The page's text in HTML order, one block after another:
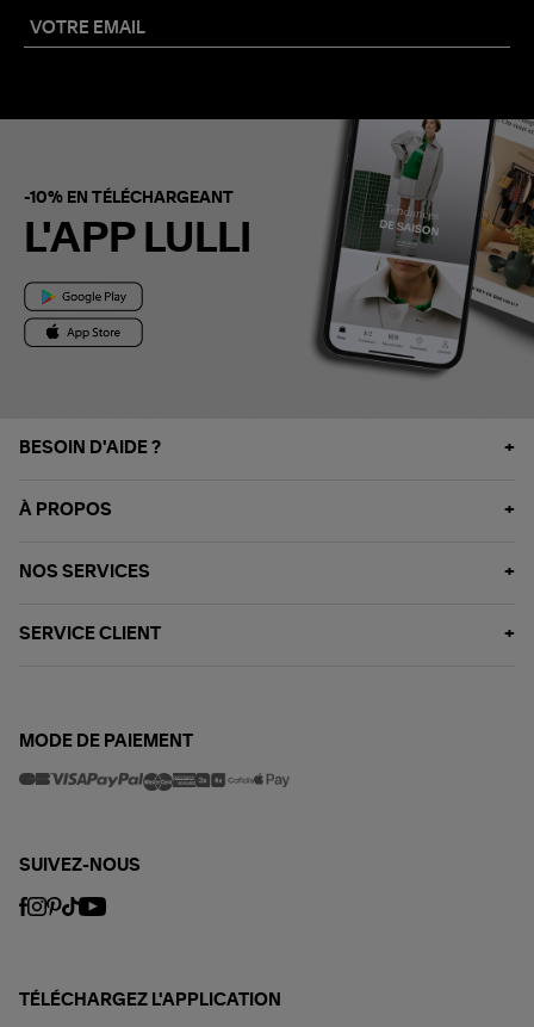
-10% EN TÉLÉCHARGEANT
L'APP LULLI
BESOIN D'AIDE ?
À PROPOS
NOS SERVICES
SERVICE CLIENT
MODE DE PAIEMENT
SUIVEZ-NOUS
TÉLÉCHARGEZ L'APPLICATION